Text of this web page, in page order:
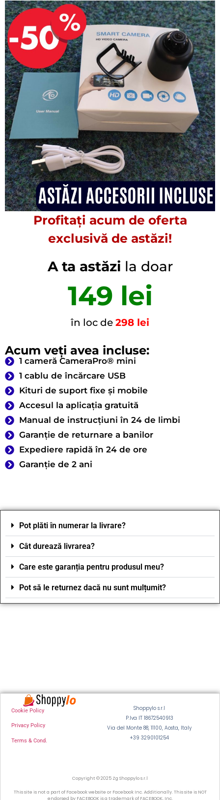
Profitați acum de oferta
exclusivă de astăzi!
A ta astăzi la doar
149 lei
în loc de 298 lei
Acum veți avea incluse:
1 cameră CameraPro® mini
1 cablu de încărcare USB
Kituri de suport fixe și mobile
Accesul la aplicația gratuită
Manual de instrucțiuni în 24 de limbi
Garanție de returnare a banilor
Expediere rapidă în 24 de ore
Garanție de 2 ani
Pot plăti în numerar la livrare?
Cât durează livrarea?
Care este garanția pentru produsul meu?
Pot să le returnez dacă nu sunt mulțumit?
Cookie Policy
Privacy Policy
Terms & Cond.
Shoppylo s.r.l
P.Iva IT 18672540913
Via del Monte 88, 11100, Aosta, Italy
+39 3290101254
Copyright © 2025 Zg Shoppylo s.r.l
This site is not a part of Facebook website or Facebook Inc. Additionally. This site is NOT
endorsed by FACEBOOK is a trademark of FACEBOOK, Inc.